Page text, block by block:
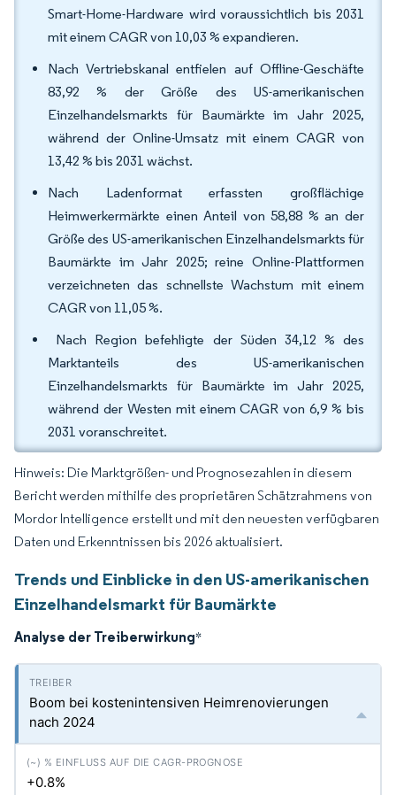
Smart-Home-Hardware wird voraussichtlich bis 2031
mit einem CAGR von 10,03 % expandieren.
Nach Vertriebskanal entfielen auf Offline-Geschäfte
83,92 % der Größe des US-amerikanischen
Einzelhandelsmarkts für Baumärkte im Jahr 2025,
während der Online-Umsatz mit einem CAGR von
13,42 % bis 2031 wächst.
Nach Ladenformat erfassten großflächige
Heimwerkermärkte einen Anteil von 58,88 % an der
Größe des US-amerikanischen Einzelhandelsmarkts für
Baumärkte im Jahr 2025; reine Online-Plattformen
verzeichneten das schnellste Wachstum mit einem
CAGR von 11,05 %.
Nach Region befehligte der Süden 34,12 % des
Marktanteils des US-amerikanischen
Einzelhandelsmarkts für Baumärkte im Jahr 2025,
während der Westen mit einem CAGR von 6,9 % bis
2031 voranschreitet.
Hinweis: Die Marktgrößen- und Prognosezahlen in diesem
Bericht werden mithilfe des proprietären Schätzrahmens von
Mordor Intelligence erstellt und mit den neuesten verfügbaren
Daten und Erkenntnissen bis 2026 aktualisiert.
Trends und Einblicke in den US-amerikanischen
Einzelhandelsmarkt für Baumärkte
Analyse der Treiberwirkung*
Boom bei kostenintensiven Heimrenovierungen
nach 2024
+0.8%